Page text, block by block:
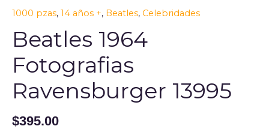
1000 pzas, 14 años +, Beatles, Celebridades
Beatles 1964
Fotografias
Ravensburger 13995
$395.00